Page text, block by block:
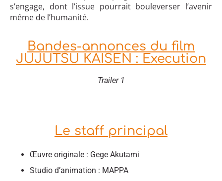
s’engage, dont l’issue pourrait bouleverser l’avenir
même de l’humanité.
Bandes-annonces du film
JUJUTSU KAISEN : Execution
Trailer 1
Le staff principal
Œuvre originale : Gege Akutami
Studio d’animation : MAPPA